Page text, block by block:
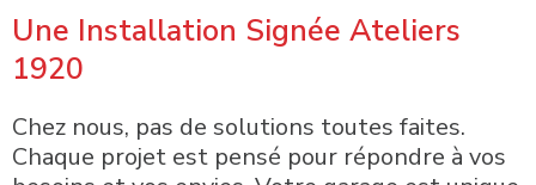
Une Installation Signée Ateliers
1920
Chez nous, pas de solutions toutes faites.
Chaque projet est pensé pour répondre à vos